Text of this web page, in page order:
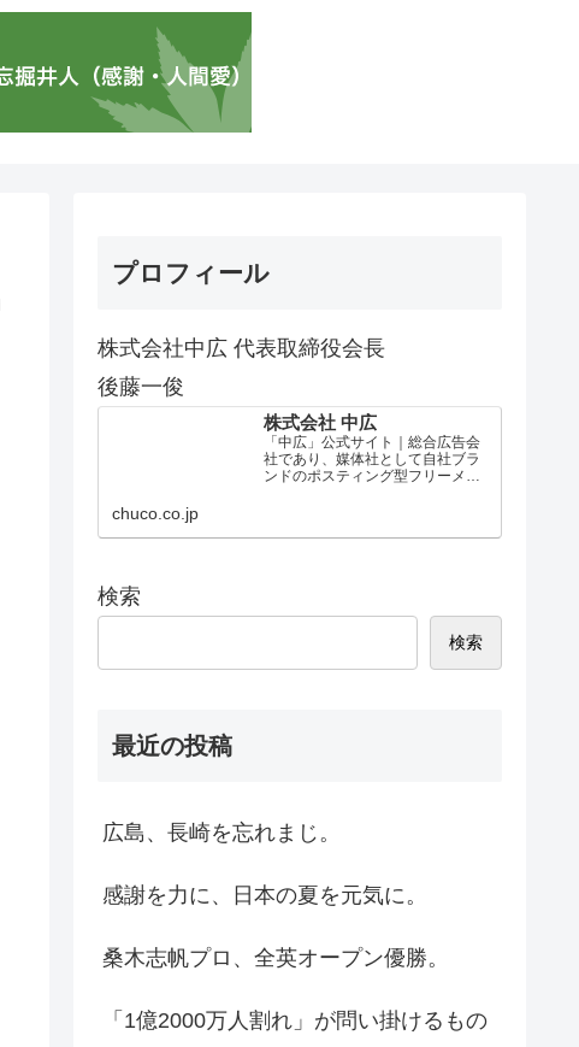
プロフィール
株式会社中広 代表取締役会長
後藤一俊
株式会社 中広
「中広」公式サイト｜総合広告会
社であり、媒体社として自社ブラ
ンドのポスティング型フリーメデ
chuco.co.jp
検索
検索
最近の投稿
広島、長崎を忘れまじ。
感謝を力に、日本の夏を元気に。
桑木志帆プロ、全英オープン優勝。
「1億2000万人割れ」が問い掛けるもの